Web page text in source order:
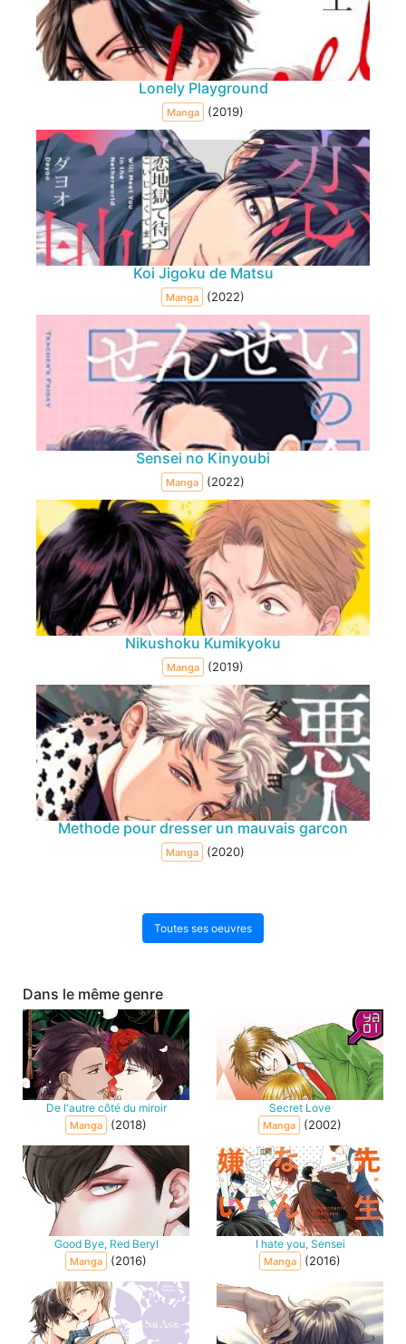
Lonely Playground
Manga (2019)
Koi Jigoku de Matsu
Manga (2022)
Sensei no Kinyoubi
Manga (2022)
Nikushoku Kumikyoku
Manga (2019)
Methode pour dresser un mauvais garcon
Manga (2020)
Toutes ses oeuvres
Dans le même genre
De l'autre côté du miroir
Manga (2018)
Secret Love
Manga (2002)
Good Bye, Red Beryl
Manga (2016)
I hate you, Sensei
Manga (2016)